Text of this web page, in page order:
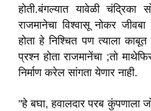
होती.बंगल्यात यावेळी चंद्रिका
राजमानेचा विश्वासू नोकर
होता हे निश्चित पण त्याला
प्रश्न होता राजमानेंचा ;तो
निर्माण करेल सांगता येणार नाही.
"हे बघा, हवालदार परब कुंपणाला